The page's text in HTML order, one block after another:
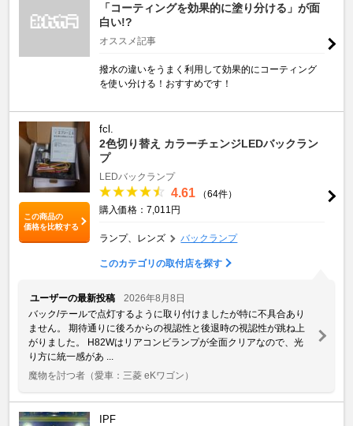
「コーティングを効果的に塗り分ける」が面
白い!?
オススメ記事
撥水の違いをうまく利用して効果的にコーティング
を使い分ける！おすすめです！
この商品の
価格を比較する
fcl.
2色切り替え カラーチェンジLEDバックラン
プ
LEDバックランプ
4.61
（64件）
購入価格：7,011円
ランプ、レンズ バックランプ
このカテゴリの取付店を探す
ユーザーの最新投稿
2026年8月8日
バック/テールで点灯するように取り付けましたが特に不具合あり
ません。 期待通りに後ろからの視認性と後退時の視認性が跳ね上
がりました。 H82Wはリアコンビランプが全面クリアなので、光
り方に統一感があ ...
魔物を討つ者 （愛車：三菱 eKワゴン）
IPF